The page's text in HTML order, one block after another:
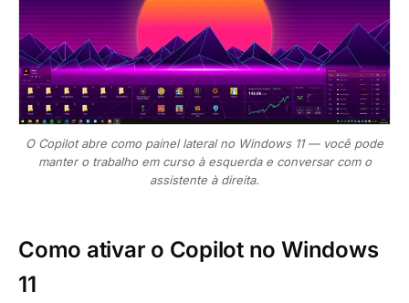
O Copilot abre como painel lateral no Windows 11 — você pode
manter o trabalho em curso à esquerda e conversar com o
assistente à direita.
Como ativar o Copilot no Windows
11